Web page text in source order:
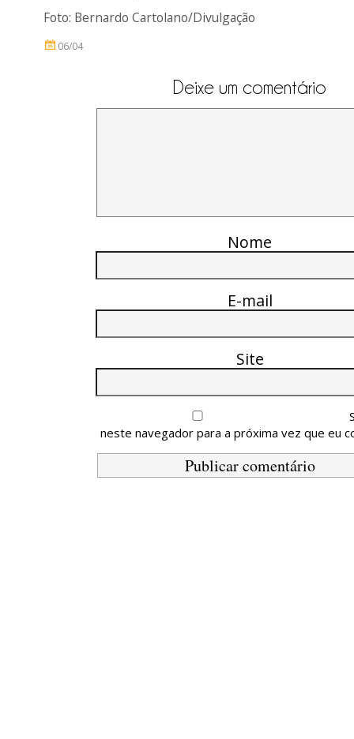
Foto: Bernardo Cartolano/Divulgação
06/04
Deixe um comentário
Nome
E-mail
Site
neste navegador para a próxima vez que eu